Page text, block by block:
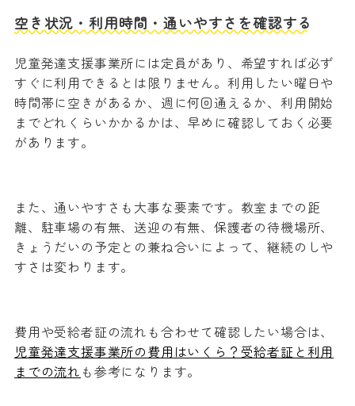
空き状況・利用時間・通いやすさを確認する
児童発達支援事業所には定員があり、希望すれば必ず
すぐに利用できるとは限りません。利用したい曜日や
時間帯に空きがあるか、週に何回通えるか、利用開始
までどれくらいかかるかは、早めに確認しておく必要
があります。
また、通いやすさも大事な要素です。教室までの距
離、駐車場の有無、送迎の有無、保護者の待機場所、
きょうだいの予定との兼ね合いによって、継続のしや
すさは変わります。
費用や受給者証の流れも合わせて確認したい場合は、
児童発達支援事業所の費用はいくら？受給者証と利用
までの流れ も参考になります。